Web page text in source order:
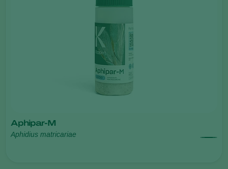
Aphipar-M
Aphidius matricariae